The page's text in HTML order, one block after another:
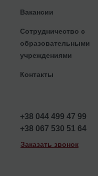
Вакансии
Сотрудничество с
образовательными
учреждениями
Контакты
+38 044 499 47 99
+38 067 530 51 64
Заказать звонок